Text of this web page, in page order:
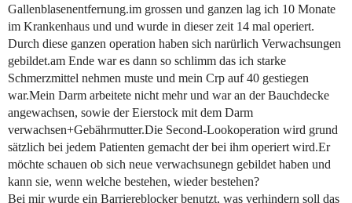
Gallenblasenentfernung.im grossen und ganzen lag ich 10 Monate
im Krankenhaus und und wurde in dieser zeit 14 mal operiert.
Durch diese ganzen operation haben sich narürlich Verwachsungen
gebildet.am Ende war es dann so schlimm das ich starke
Schmerzmittel nehmen muste und mein Crp auf 40 gestiegen
war.Mein Darm arbeitete nicht mehr und war an der Bauchdecke
angewachsen, sowie der Eierstock mit dem Darm
verwachsen+Gebährmutter.Die Second-Lookoperation wird grund
sätzlich bei jedem Patienten gemacht der bei ihm operiert wird.Er
möchte schauen ob sich neue verwachsunegn gebildet haben und
kann sie, wenn welche bestehen, wieder bestehen?
Bei mir wurde ein Barriereblocker benutzt, was verhindern soll das